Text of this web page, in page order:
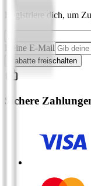
Registriere dich, um
Deine E-Mail
Rabatte freischalten
Sichere